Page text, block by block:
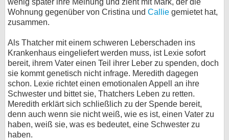
wenig später ihre Meinung und zieht mit Mark, der die
Wohnung gegenüber von Cristina und Callie gemietet hat,
zusammen.
Als Thatcher mit einem schweren Leberschaden ins
Krankenhaus eingeliefert werden muss, ist Lexie sofort
bereit, ihrem Vater einen Teil ihrer Leber zu spenden, doch
sie kommt genetisch nicht infrage. Meredith dagegen
schon. Lexie richtet einen emotionalen Appell an ihre
Schwester und bittet sie, Thatchers Leben zu retten.
Meredith erklärt sich schließlich zu der Spende bereit,
denn auch wenn sie nicht weiß, wie es ist, einen Vater zu
haben, weiß sie, was es bedeutet, eine Schwester zu
haben.